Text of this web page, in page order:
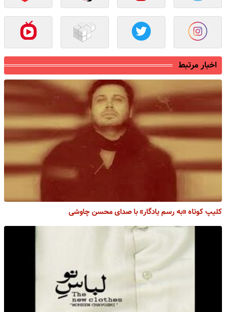
اخبار مرتبط
کلیپ کوتاه «به رسم یادگار» با صدای محسن چاوشی